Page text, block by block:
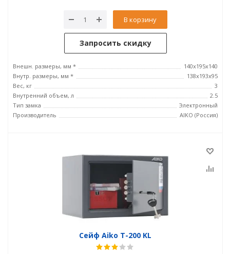
В корзину
Запросить скидку
Внешн. размеры, мм *
140x195x140
Внутр. размеры, мм *
138x193x95
Вес, кг
3
Внутренний объем, л
2.5
Тип замка
Электронный
Производитель
AIKO (Россия)
Сейф Aiko T-200 KL